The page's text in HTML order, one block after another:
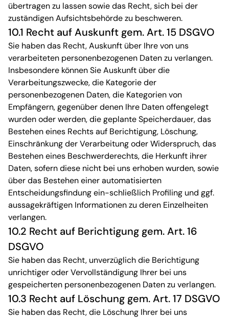
übertragen zu lassen sowie das Recht, sich bei der
zuständigen Aufsichtsbehörde zu beschweren.
10.1 Recht auf Auskunft gem. Art. 15 DSGVO
Sie haben das Recht, Auskunft über Ihre von uns
verarbeiteten personenbezogenen Daten zu verlangen.
Insbesondere können Sie Auskunft über die
Verarbeitungszwecke, die Kategorie der
personenbezogenen Daten, die Kategorien von
Empfängern, gegenüber denen Ihre Daten offengelegt
wurden oder werden, die geplante Speicherdauer, das
Bestehen eines Rechts auf Berichtigung, Löschung,
Einschränkung der Verarbeitung oder Widerspruch, das
Bestehen eines Beschwerderechts, die Herkunft ihrer
Daten, sofern diese nicht bei uns erhoben wurden, sowie
über das Bestehen einer automatisierten
Entscheidungsfindung ein-schließlich Profiling und ggf.
aussagekräftigen Informationen zu deren Einzelheiten
verlangen.
10.2 Recht auf Berichtigung gem. Art. 16
DSGVO
Sie haben das Recht, unverzüglich die Berichtigung
unrichtiger oder Vervollständigung Ihrer bei uns
gespeicherten personenbezogenen Daten zu verlangen.
10.3 Recht auf Löschung gem. Art. 17 DSGVO
Sie haben das Recht, die Löschung Ihrer bei uns